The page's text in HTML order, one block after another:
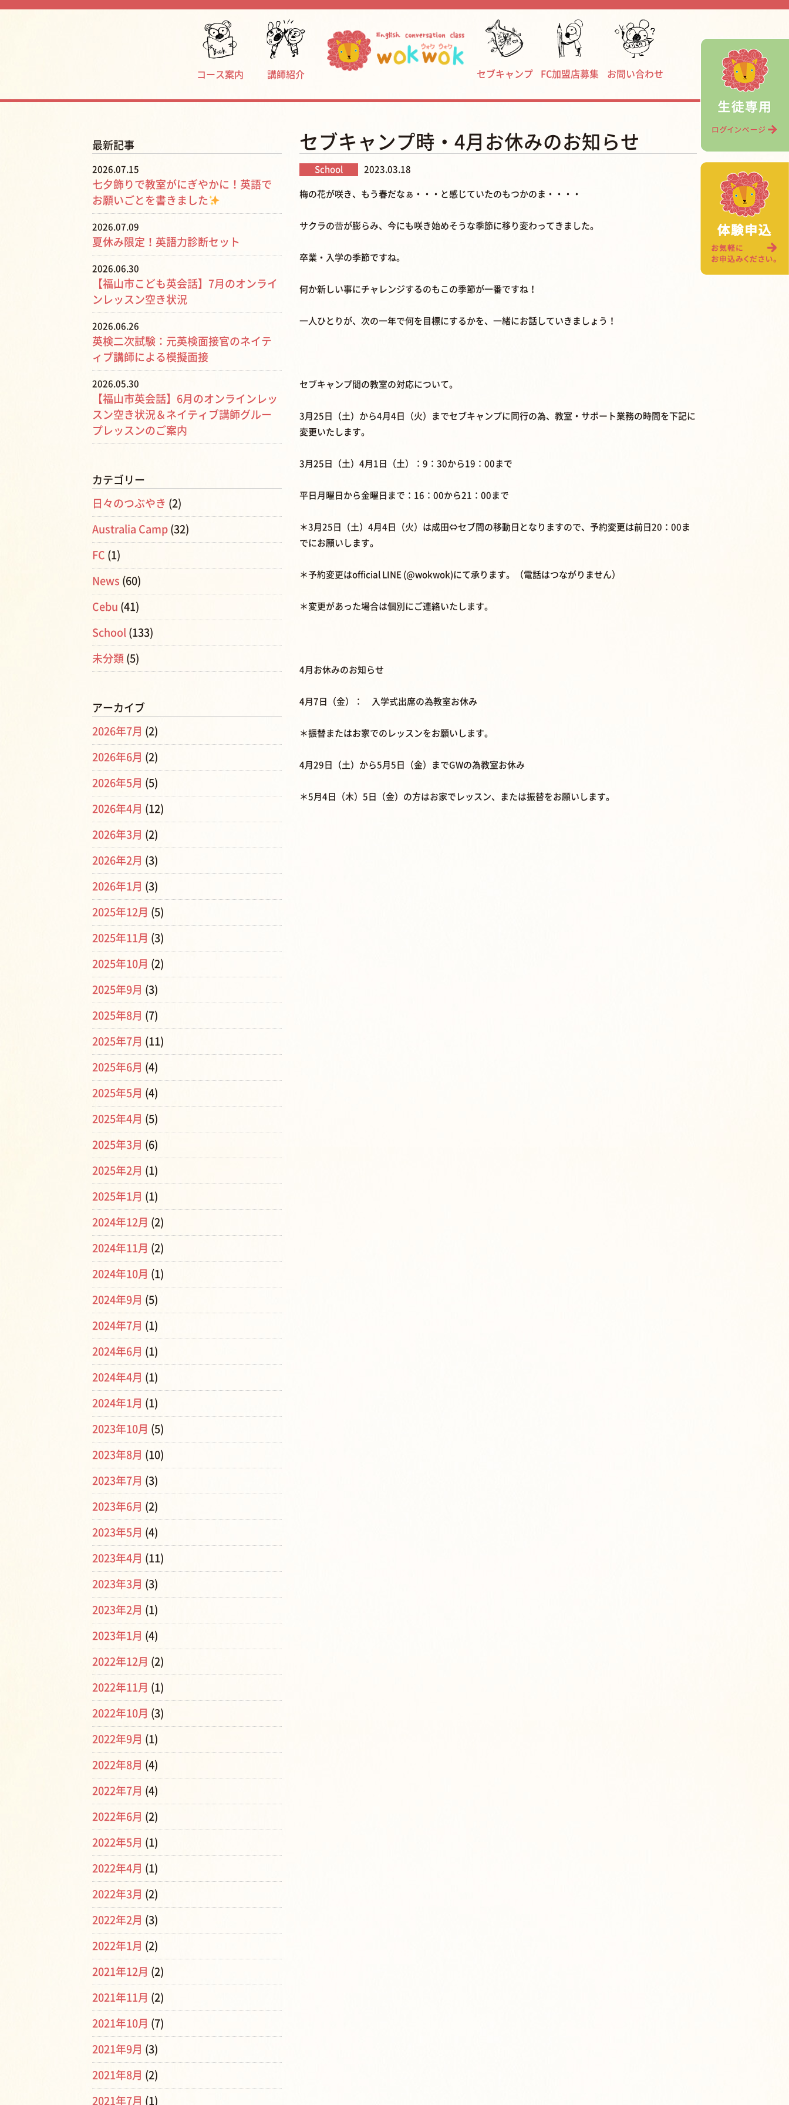
コース案内 講師紹介 セブキャンプ FC加盟店募集 お問い合わせ
セブキャンプ時・4月お休みのお知らせ
School 2023.03.18
梅の花が咲き、もう春だなぁ・・・と感じていたのもつかのま・・・・
サクラの蕾が膨らみ、今にも咲き始めそうな季節に移り変わってきました。
卒業・入学の季節ですね。
何か新しい事にチャレンジするのもこの季節が一番ですね！
一人ひとりが、次の一年で何を目標にするかを、一緒にお話していきましょう！
セブキャンプ間の教室の対応について。
3月25日（土）から4月4日（火）までセブキャンプに同行の為、教室・サポート業務の時間を下記に
変更いたします。
3月25日（土）4月1日（土）：9：30から19：00まで
平日月曜日から金曜日まで：16：00から21：00まで
＊3月25日（土）4月4日（火）は成田⇔セブ間の移動日となりますので、予約変更は前日20：00ま
でにお願いします。
＊予約変更はofficial LINE (@wokwok)にて承ります。（電話はつながりません）
＊変更があった場合は個別にご連絡いたします。
4月お休みのお知らせ
4月7日（金）： 入学式出席の為教室お休み
＊振替またはお家でのレッスンをお願いします。
4月29日（土）から5月5日（金）までGWの為教室お休み
＊5月4日（木）5日（金）の方はお家でレッスン、または振替をお願いします。
最新記事
2026.07.15
七夕飾りで教室がにぎやかに！英語で
お願いごとを書きました
2026.07.09
夏休み限定！英語力診断セット
2026.06.30
【福山市こども英会話】7月のオンライ
ンレッスン空き状況
2026.06.26
英検二次試験：元英検面接官のネイテ
ィブ講師による模擬面接
2026.05.30
【福山市英会話】6月のオンラインレッ
スン空き状況＆ネイティブ講師グルー
プレッスンのご案内
カテゴリー
日々のつぶやき (2)
Australia Camp (32)
FC (1)
News (60)
Cebu (41)
School (133)
未分類 (5)
アーカイブ
2026年7月 (2)
2026年6月 (2)
2026年5月 (5)
2026年4月 (12)
2026年3月 (2)
2026年2月 (3)
2026年1月 (3)
2025年12月 (5)
2025年11月 (3)
2025年10月 (2)
2025年9月 (3)
2025年8月 (7)
2025年7月 (11)
2025年6月 (4)
2025年5月 (4)
2025年4月 (5)
2025年3月 (6)
2025年2月 (1)
2025年1月 (1)
2024年12月 (2)
2024年11月 (2)
2024年10月 (1)
2024年9月 (5)
2024年7月 (1)
2024年6月 (1)
2024年4月 (1)
2024年1月 (1)
2023年10月 (5)
2023年8月 (10)
2023年7月 (3)
2023年6月 (2)
2023年5月 (4)
2023年4月 (11)
2023年3月 (3)
2023年2月 (1)
2023年1月 (4)
2022年12月 (2)
2022年11月 (1)
2022年10月 (3)
2022年9月 (1)
2022年8月 (4)
2022年7月 (4)
2022年6月 (2)
2022年5月 (1)
2022年4月 (1)
2022年3月 (2)
2022年2月 (3)
2022年1月 (2)
2021年12月 (2)
2021年11月 (2)
2021年10月 (7)
2021年9月 (3)
2021年8月 (2)
2021年7月 (1)